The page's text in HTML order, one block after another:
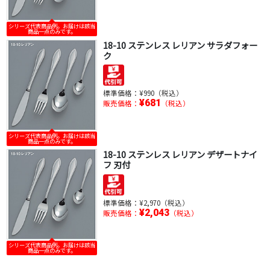
シリーズ代表商品例。お届けは該当
商品一点のみです。
シリーズ代表商品例。お届けは該当
商品一点のみです。
18-10 ステンレス レリアン サラダフォー
ク
標準価格： ¥990（税込）
販売価格： ¥681 （税込）
シリーズ代表商品例。お届けは該当
商品一点のみです。
18-10 ステンレス レリアン デザートナイ
フ 刃付
標準価格： ¥2,970（税込）
販売価格： ¥2,043（税込）